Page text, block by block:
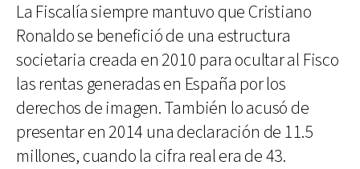
La Fiscalía siempre mantuvo que Cristiano
Ronaldo se benefició de una estructura
societaria creada en 2010 para ocultar al Fisco
las rentas generadas en España por los
derechos de imagen. También lo acusó de
presentar en 2014 una declaración de 11.5
millones, cuando la cifra real era de 43.